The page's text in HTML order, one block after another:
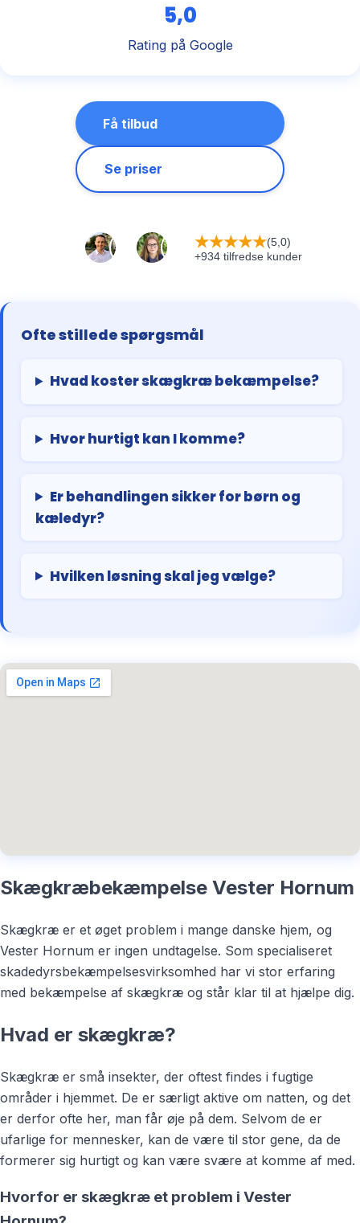
5,0
Rating på Google
Få tilbud
Se priser
★★★★★(5,0)
+934 tilfredse kunder
Ofte stillede spørgsmål
Hvad koster skægkræ bekæmpelse?
Hvor hurtigt kan I komme?
Er behandlingen sikker for børn og
kæledyr?
Hvilken løsning skal jeg vælge?
Skægkræbekæmpelse Vester Hornum
Skægkræ er et øget problem i mange danske hjem, og
Vester Hornum er ingen undtagelse. Som specialiseret
skadedyrsbekæmpelsesvirksomhed har vi stor erfaring
med bekæmpelse af skægkræ og står klar til at hjælpe dig.
Hvad er skægkræ?
Skægkræ er små insekter, der oftest findes i fugtige
områder i hjemmet. De er særligt aktive om natten, og det
er derfor ofte her, man får øje på dem. Selvom de er
ufarlige for mennesker, kan de være til stor gene, da de
formerer sig hurtigt og kan være svære at komme af med.
Hvorfor er skægkræ et problem i Vester